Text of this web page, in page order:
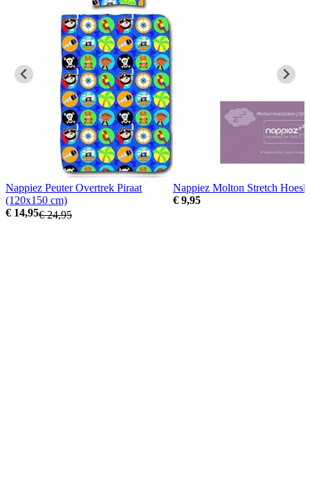
Nappiez Peuter Overtrek Piraat
(120x150 cm)
€ 14,95€ 24,95
Nappiez Molton Stretch
€ 9,95